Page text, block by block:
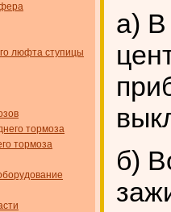
люфта ступицы
тормоза
тормоза
а)
б)